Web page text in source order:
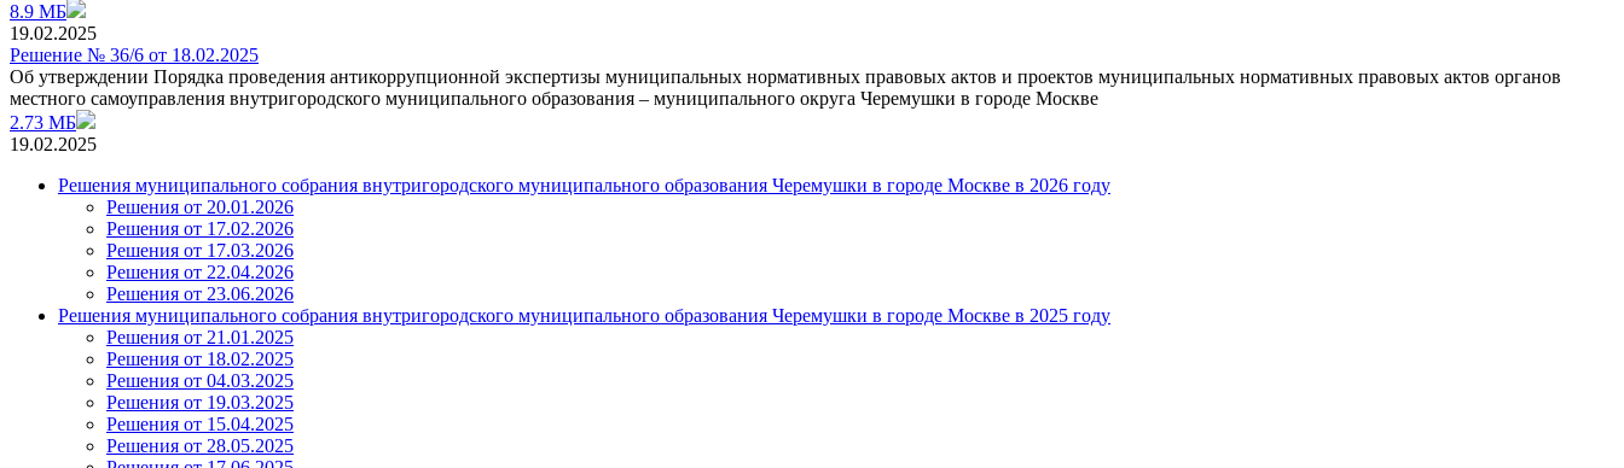
8.9 МБ
19.02.2025
Решение № 36/6 от 18.02.2025
Об утверждении Порядка проведения антикоррупционной экспертизы муниципальных нормативных правовых актов и проектов муниципальных нормативных правовых актов органов
местного самоуправления внутригородского муниципального образования – муниципального округа Черемушки в городе Москве
2.73 МБ
19.02.2025
Решения муниципального собрания внутригородского муниципального образования Черемушки в городе Москве в 2026 году
Решения от 20.01.2026
Решения от 17.02.2026
Решения от 17.03.2026
Решения от 22.04.2026
Решения от 23.06.2026
Решения муниципального собрания внутригородского муниципального образования Черемушки в городе Москве в 2025 году
Решения от 21.01.2025
Решения от 18.02.2025
Решения от 04.03.2025
Решения от 19.03.2025
Решения от 15.04.2025
Решения от 28.05.2025